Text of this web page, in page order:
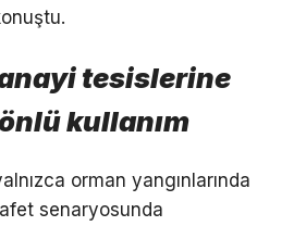
tesislerine
kullanım
orman yangınlarında
senaryosunda